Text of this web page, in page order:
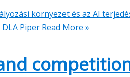
környezet és az AI
Piper Read More »